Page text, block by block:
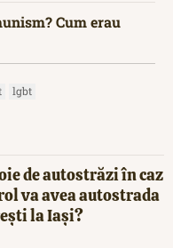
Cum erau
lgbt
de autostrăzi în caz
va avea autostrada
la Iași?